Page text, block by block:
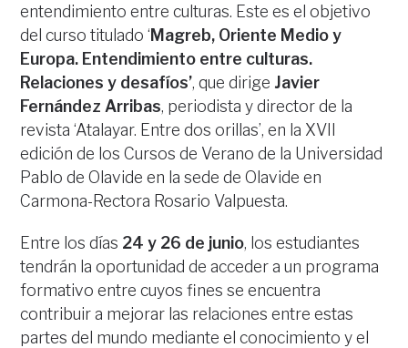
entendimiento entre culturas. Este es el objetivo
del curso titulado ‘Magreb, Oriente Medio y
Europa. Entendimiento entre culturas.
Relaciones y desafíos’, que dirige Javier
Fernández Arribas, periodista y director de la
revista ‘Atalayar. Entre dos orillas’, en la XVII
edición de los Cursos de Verano de la Universidad
Pablo de Olavide en la sede de Olavide en
Carmona-Rectora Rosario Valpuesta.
Entre los días 24 y 26 de junio, los estudiantes
tendrán la oportunidad de acceder a un programa
formativo entre cuyos fines se encuentra
contribuir a mejorar las relaciones entre estas
partes del mundo mediante el conocimiento y el